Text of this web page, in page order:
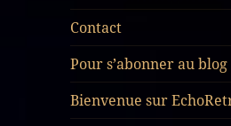
Contact
Pour s’abonner au blog
Bienvenue sur